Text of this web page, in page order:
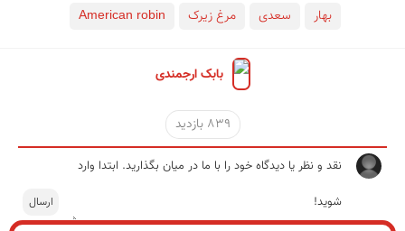
بابک ارجمندی
بهار
سعدی مرغ زیرک American robin
839 بازدید